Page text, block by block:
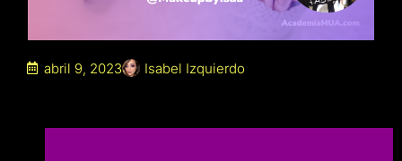
abril 9, 2023 Isabel Izquierdo